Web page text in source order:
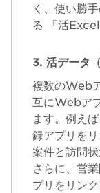
く、使い勝
る 「活Excel
3. 活データ
複数のWeb
互にWebア
ます。例え
録アプリを
案件と訪問
さらに、営
プリをリン